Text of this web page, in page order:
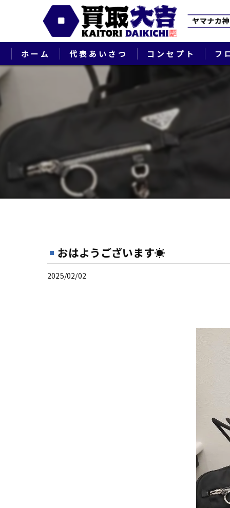
ホーム 代表あいさつ コンセプト フ
おはようございます☀
2025/02/02